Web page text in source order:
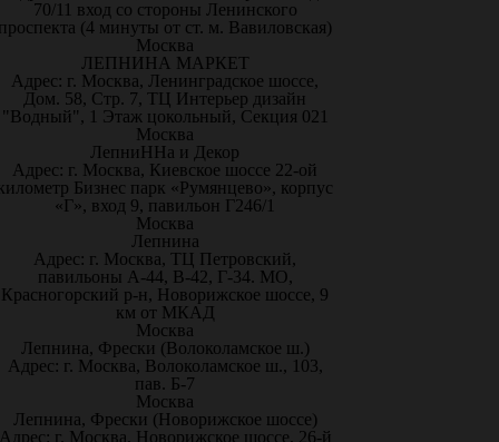
70/11 вход со стороны Ленинского
(4 минуты от ст. м. Вавиловская)
Москва
ЛЕПНИНА МАРКЕТ
Адрес: г. Москва, Ленинградское шоссе,
Дом. 58, Стр. 7, ТЦ Интерьер дизайн
"Водный", 1 Этаж цокольный, Секция 021
Москва
ЛепниННа и Декор
Адрес: г. Москва, Киевское шоссе 22-ой
Бизнес парк «Румянцево», корпус
«Г», вход 9, павильон Г246/1
Москва
Лепнина
Адрес: г. Москва, ТЦ Петровский,
павильоны А-44, В-42, Г-34. МО,
Красногорский р-н, Новорижское шоссе, 9
км от МКАД
Москва
Лепнина, Фрески (Волоколамское ш.)
Адрес: г. Москва, Волоколамское ш., 103,
пав. Б-7
Москва
Лепнина, Фрески (Новорижское шоссе)
г. Москва, Новорижское шоссе, 26-й